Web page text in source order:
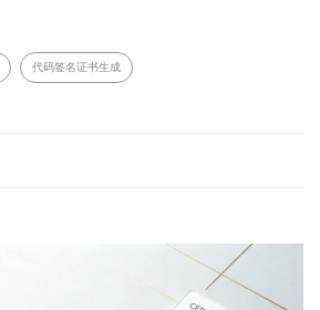
代码签名证书生成